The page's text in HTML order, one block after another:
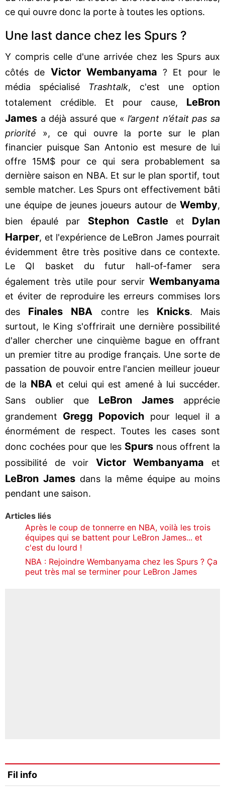
ce qui ouvre donc la porte à toutes les options.
Une last dance chez les Spurs ?
Y compris celle d'une arrivée chez les Spurs aux
côtés de Victor Wembanyama ? Et pour le
média spécialisé Trashtalk, c'est une option
totalement crédible. Et pour cause, LeBron
James a déjà assuré que «l’argent n’était pas sa
priorité », ce qui ouvre la porte sur le plan
financier puisque San Antonio est mesure de lui
offre 15M$ pour ce qui sera probablement sa
dernière saison en NBA. Et sur le plan sportif, tout
semble matcher. Les Spurs ont effectivement bâti
une équipe de jeunes joueurs autour de Wemby,
bien épaulé par Stephon Castleet Dylan
Harper, et l'expérience de LeBron James pourrait
évidemment être très positive dans ce contexte.
Le QI basket du futur hall-of-famer sera
également très utile pour servir Wembanyama
et éviter de reproduire les erreurs commises lors
des Finales NBA contre les Knicks. Mais
surtout, le King s'offrirait une dernière possibilité
d'aller chercher une cinquième bague en offrant
un premier titre au prodige français. Une sorte de
passation de pouvoir entre l'ancien meilleur joueur
de la NBA et celui qui est amené à lui succéder.
Sans oublier que LeBron James apprécie
grandement Gregg Popovich pour lequel il a
énormément de respect. Toutes les cases sont
donc cochées pour que les Spurs nous offrent la
possibilité de voir Victor Wembanyama et
LeBron James dans la même équipe au moins
pendant une saison.
Articles liés
Après le coup de tonnerre en NBA, voilà les trois
équipes qui se battent pour LeBron James... et
c'est du lourd !
NBA : Rejoindre Wembanyama chez les Spurs ? Ça
peut très mal se terminer pour LeBron James
Fil info